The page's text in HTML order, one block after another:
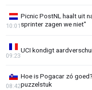
Picnic PostNL haalt uit
sprinter zagen we niet"
10:01
UCI kondigt
09:23
Hoe is Pogacar zó
puzzelstuk
08:42